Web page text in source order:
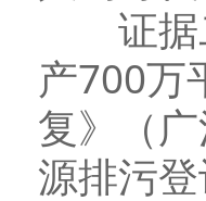
证据二
产700万
复》（
源排污